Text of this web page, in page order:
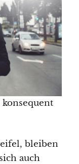
bleiben
auch